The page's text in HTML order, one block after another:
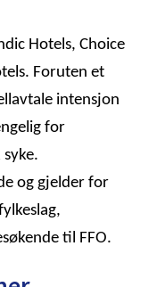
Hotels, Choice
Foruten et
intensjon
for
og gjelder for
til FFO.